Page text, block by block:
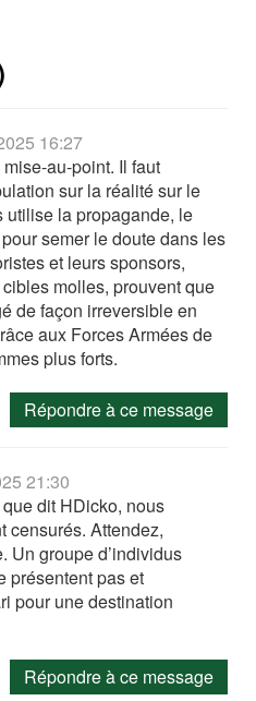
16:27
au-point. Il faut
sur la réalité sur le
utilise la propagande, le
semer le doute dans les
et leurs sponsors,
molles, prouvent que
de façon irreversible en
aux Forces Armées de
plus forts.
Répondre à ce message
21:30
dit HDicko, nous
censurés. Attendez,
Un groupe d’individus
présentent pas et
pour une destination
Répondre à ce message